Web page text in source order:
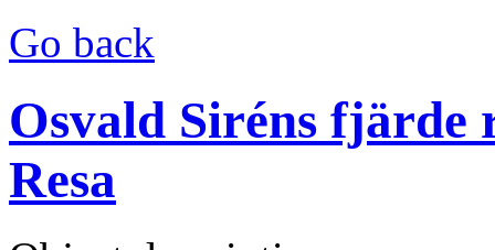
Go back
Osvald Siréns fjärde
Resa